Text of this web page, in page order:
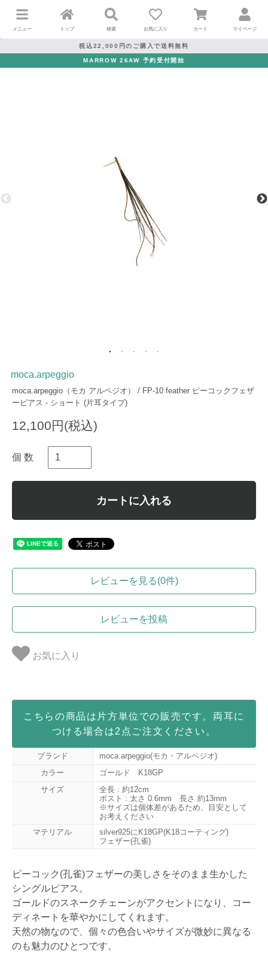
メニュー トップ 検索 お気に入り カート マイページ
税込22,000円のご購入で送料無料
MARROW 26AW 予約受付開始
moca.arpeggio
moca.arpeggio（モカ アルペジオ） / FP-10 feather ピーコックフェザ
ーピアス - ショート (片耳タイプ)
12,100円(税込)
個 数
カートに入れる
レビューを見る(0件)
レビューを投稿
お気に入り
こちらの商品は片方単位での販売です。両耳に
つける場合は2点ご注文ください。
ブランド
moca.arpeggio(モカ・アルペジオ)
カラー
ゴールド K18GP
サイズ
全長 : 約12cm
ポスト : 太さ 0.6mm 長さ 約13mm
※サイズは個体差があるため、目安として
お考えください
マテリアル
silver925にK18GP(K18コーティング)
フェザー(孔雀)
ピーコック(孔雀)フェザーの美しさをそのまま生かした
シングルピアス。
ゴールドのスネークチェーンがアクセントになり、コー
ディネートを華やかにしてくれます。
天然の物なので、個々の色合いやサイズが微妙に異なる
のも魅力のひとつです。